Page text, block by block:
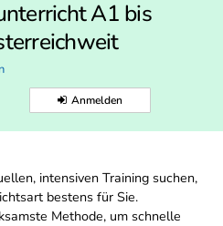
A1 bis
Anmelden
intensiven Training suchen,
bestens für Sie.
Methode, um schnelle